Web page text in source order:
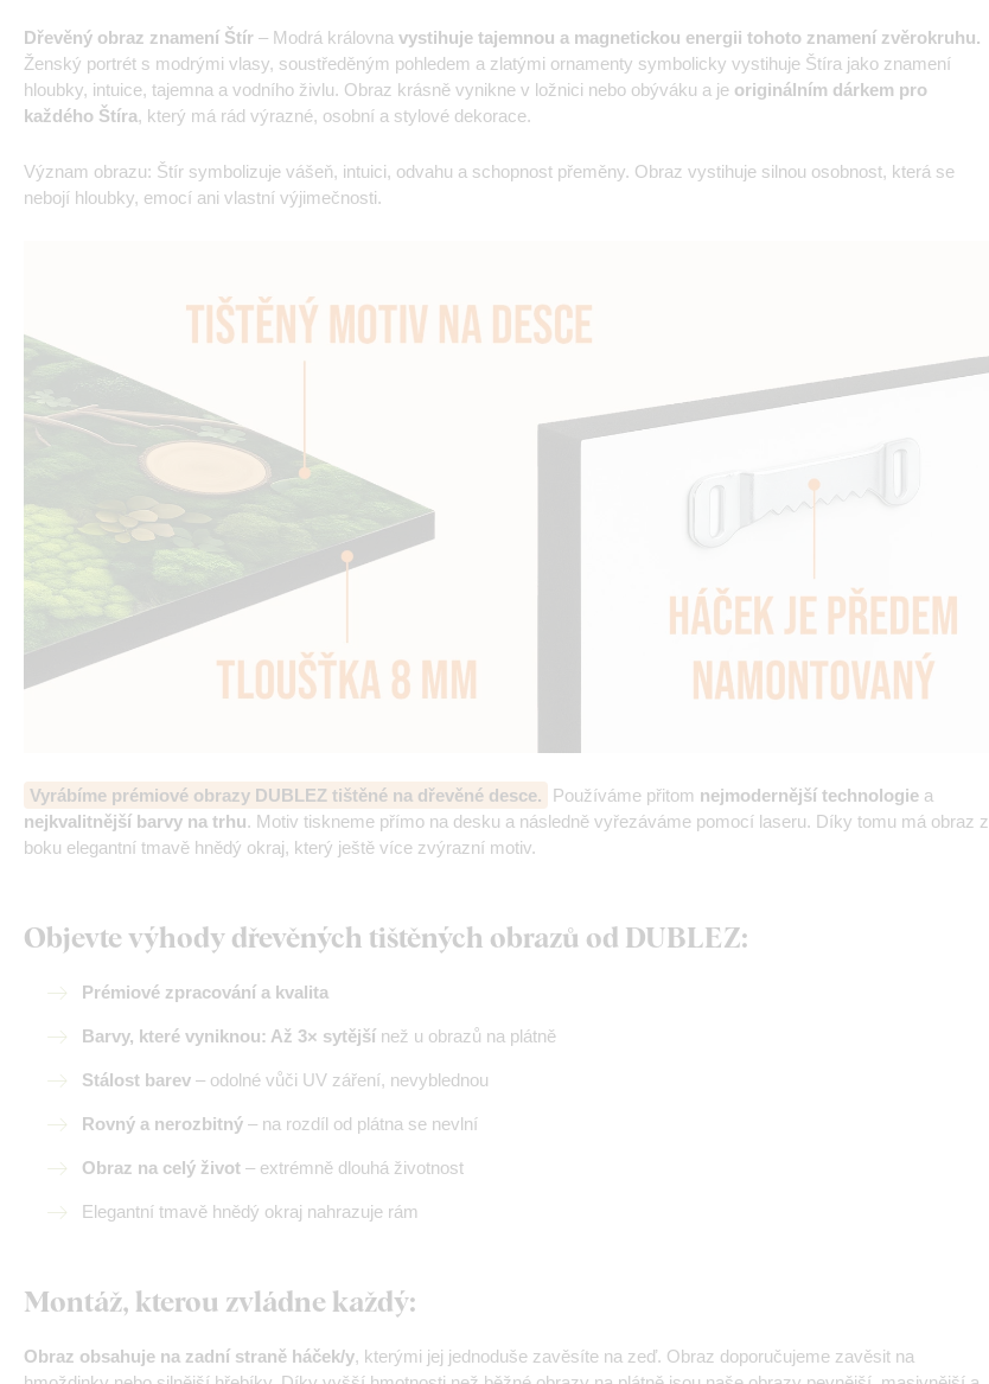
Dřevěný obraz znamení Štír – Modrá královna vystihuje tajemnou a magnetickou energii tohoto znamení zvěrokruhu.
Ženský portrét s modrými vlasy, soustředěným pohledem a zlatými ornamenty symbolicky vystihuje Štíra jako znamení
hloubky, intuice, tajemna a vodního živlu. Obraz krásně vynikne v ložnici nebo obýváku a je originálním dárkem pro
každého Štíra, který má rád výrazné, osobní a stylové dekorace.
Význam obrazu: Štír symbolizuje vášeň, intuici, odvahu a schopnost přeměny. Obraz vystihuje silnou osobnost, která se
nebojí hloubky, emocí ani vlastní výjimečnosti.
Vyrábíme prémiové obrazy DUBLEZ tištěné na dřevěné desce. Používáme přitom nejmodernější technologie a
nejkvalitnější barvy na trhu. Motiv tiskneme přímo na desku a následně vyřezáváme pomocí laseru. Díky tomu má obraz z
boku elegantní tmavě hnědý okraj, který ještě více zvýrazní motiv.
Objevte výhody dřevěných tištěných obrazů od DUBLEZ:
Prémiové zpracování a kvalita
Barvy, které vyniknou: Až 3× sytější než u obrazů na plátně
Stálost barev – odolné vůči UV záření, nevyblednou
Rovný a nerozbitný – na rozdíl od plátna se nevlní
Obraz na celý život – extrémně dlouhá životnost
Elegantní tmavě hnědý okraj nahrazuje rám
Montáž, kterou zvládne každý:
Obraz obsahuje na zadní straně háček/y, kterými jej jednoduše zavěsíte na zeď. Obraz doporučujeme zavěsit na